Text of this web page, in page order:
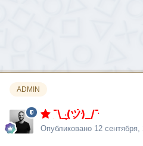
ADMIN
¯\_(ツ)_/¯
Опубликовано 12 сентября,